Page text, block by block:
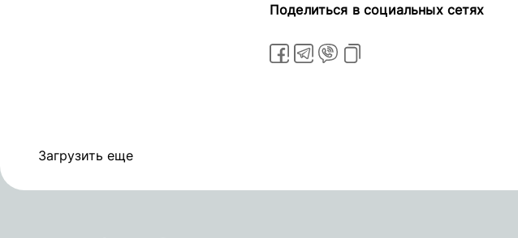
Поделиться в социальных сетях
Загрузить еще